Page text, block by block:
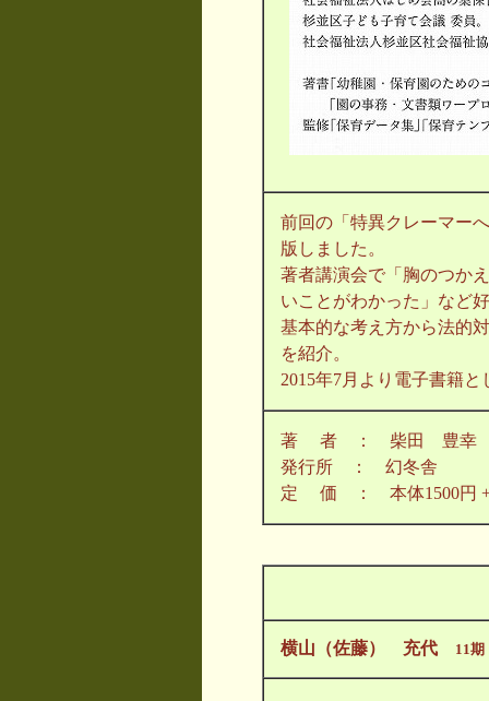
前回の「特異クレーマー
版しました。
著者講演会で「胸のつか
いことがわかった」など
基本的な考え方から法的
を紹介。
2015年7月より電子書籍
著 者 ： 柴田 豊
発行所 ： 幻冬舎
定 価 ： 本体1500円
横山（佐藤） 充代 11期